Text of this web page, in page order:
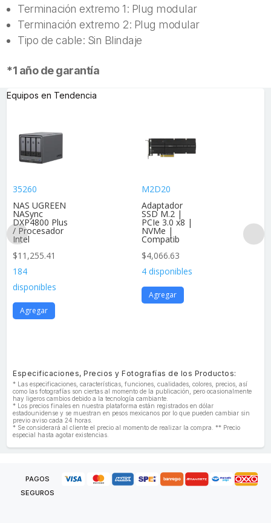
Terminación extremo 1: Plug modular
Terminación extremo 2: Plug modular
Tipo de cable: Sin Blindaje
*1 año de garantía
Equipos en Tendencia
35260
NAS UGREEN
NASync
DXP4800 Plus
/ Procesador
Intel
$11,255.41
184
disponibles
Agregar
M2D20
Adaptador
SSD M.2 |
PCIe 3.0 x8 |
NVMe |
Compatib
$4,066.63
4 disponibles
Agregar
Especificaciones, Precios y Fotografías de los Productos:
* Las especificaciones, características, funciones, cualidades, colores, precios, así
como las fotografías son ciertas al momento de la publicación, pero ocasionalmente
hay ligeros cambios debido a la tecnología cambiante.
* Los precios finales en nuestra plataforma están registrados en dólar
estadounidense y se muestran en pesos mexicanos por lo que pueden cambiar sin
previo aviso cada 24 horas.
* Se considerará al cliente el precio al momento de realizar la compra. ** Precio
especial hasta agotar existencias.
PAGOS
SEGUROS